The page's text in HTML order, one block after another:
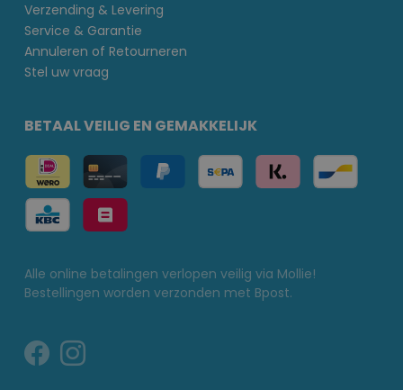
Verzending & Levering
Service & Garantie
Annuleren of Retourneren
Stel uw vraag
BETAAL VEILIG EN GEMAKKELIJK
Alle online betalingen verlopen veilig via Mollie!
Bestellingen worden verzonden met Bpost.